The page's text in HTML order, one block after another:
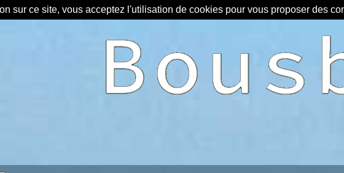
sur ce site, vous acceptez l'utilisation de cookies pour vous proposer des